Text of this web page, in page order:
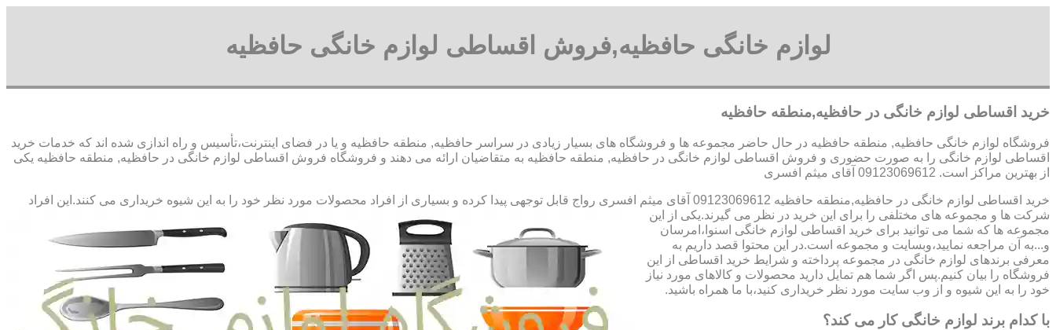
لوازم خانگی حافظیه,فروش اقساطی لوازم خانگی حافظیه
خرید اقساطی لوازم خانگی در حافظیه,منطقه حافظیه
فروشگاه لوازم خانگی حافظیه, منطقه حافظیه در حال حاضر مجموعه ها و فروشگاه های بسیار زیادی در سراسر حافظیه, منطقه حافظیه و یا در فضای اینترنت،تأسیس و راه اندازی شده اند که خدمات خرید
اقساطی لوازم خانگی را به صورت حضوری و فروش اقساطی لوازم خانگی در حافظیه, منطقه حافظیه به متقاضیان ارائه می دهند و فروشگاه فروش اقساطی لوازم خانگی در حافظیه, منطقه حافظیه یکی
از بهترین مراکز است. 09123069612 آقای میثم افسری
خرید اقساطی لوازم خانگی در حافظیه,منطقه حافظیه 09123069612 آقای میثم افسری
رواج قابل توجهی پیدا کرده و بسیاری از افراد محصولات مورد نظر خود را به این شیوه خریداری می کنند.این افراد
شرکت ها و مجموعه های مختلفی را برای این خرید در نظر می گیرند.یکی از این
مجموعه ها که شما می توانید برای خرید اقساطی لوازم خانگی اسنوا،امرسان
و...به آن مراجعه نمایید،وبسایت و مجموعه است.در این محتوا قصد داریم به
معرفی برندهای لوازم خانگی در مجموعه پرداخته و شرایط خرید اقساطی از این
فروشگاه را بیان کنیم.پس اگر شما هم تمایل دارید محصولات و کالاهای مورد نیاز
خود را به این شیوه و از وب سایت مورد نظر خریداری کنید،با ما همراه باشید.
با کدام برند لوازم خانگی کار می کند؟